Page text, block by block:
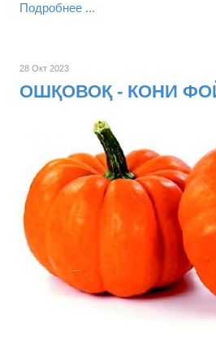
Подробнее ...
28 Окт 2023
ОШҚОВОҚ - КОНИ